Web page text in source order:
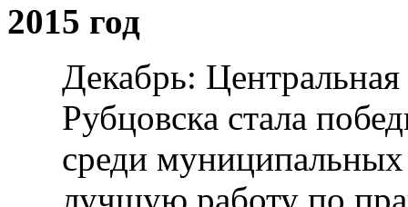
2015 год
Декабрь: Центральная
Рубцовска стала
среди муниципальных
лучшую работу по